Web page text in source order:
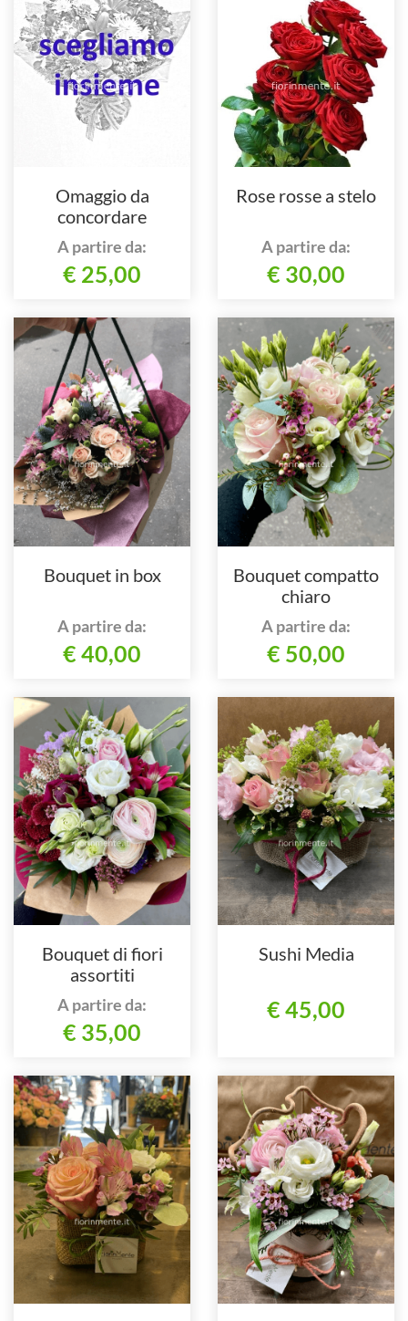
Omaggio da
concordare
telefonicamente in
base al tuo gusto e
stile.
A partire da:
€ 25,00
Rose rosse a stelo
A partire da:
€ 30,00
Bouquet in box
A partire da:
€ 40,00
Bouquet compatto
chiaro
A partire da:
€ 50,00
Bouquet di fiori
assortiti
A partire da:
€ 35,00
Sushi Media
€ 45,00